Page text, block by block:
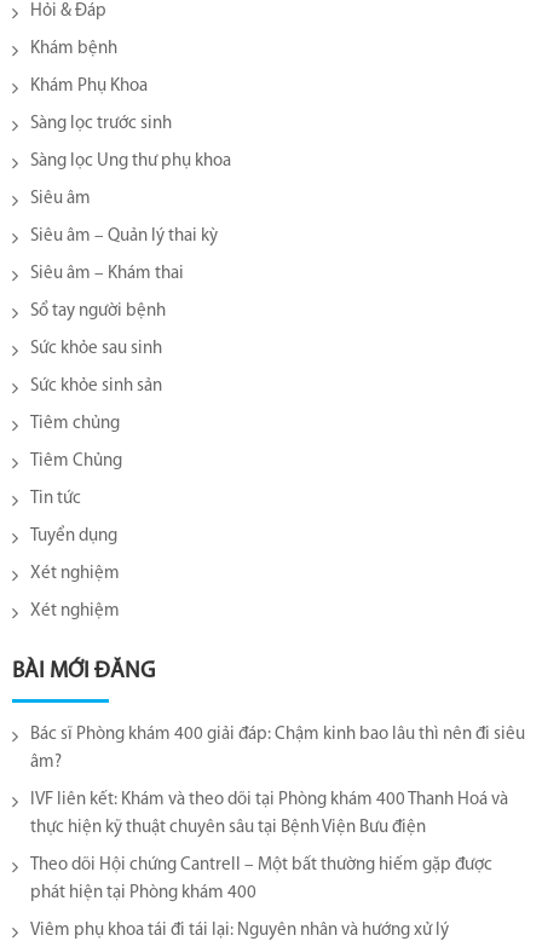
Hỏi & Đáp
Khám bệnh
Khám Phụ Khoa
Sàng lọc trước sinh
Sàng lọc Ung thư phụ khoa
Siêu âm
Siêu âm – Quản lý thai kỳ
Siêu âm – Khám thai
Sổ tay người bệnh
Sức khỏe sau sinh
Sức khỏe sinh sản
Tiêm chủng
Tiêm Chủng
Tin tức
Tuyển dụng
Xét nghiệm
Xét nghiệm
BÀI MỚI ĐĂNG
Bác sĩ Phòng khám 400 giải đáp: Chậm kinh bao lâu thì nên đi siêu
âm?
IVF liên kết: Khám và theo dõi tại Phòng khám 400 Thanh Hoá và
thực hiện kỹ thuật chuyên sâu tại Bệnh Viện Bưu điện
Theo dõi Hội chứng Cantrell – Một bất thường hiếm gặp được
phát hiện tại Phòng khám 400
Viêm phụ khoa tái đi tái lại​: Nguyên nhân và hướng xử lý